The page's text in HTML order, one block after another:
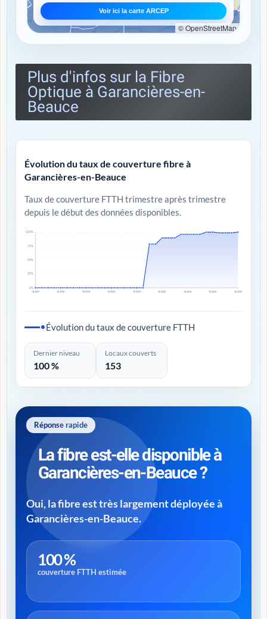
Voir ici la carte ARCEP
© OpenStreetMap
Plus d'infos sur la Fibre
Optique à Garancières-en-
Beauce
Évolution du taux de couverture fibre à
Garancières-en-Beauce
Taux de couverture FTTH trimestre après trimestre
depuis le début des données disponibles.
0%
25%
50%
75%
100%
T4 2017 T4 2018 T4 2019 T4 2020 T4 2021 T4 2022 T4 2023 T4 2024 T4 2025
Évolution du taux de couverture FTTH
Dernier niveau
100 %
Locaux couverts
153
Réponse rapide
La fibre est-elle disponible à
Garancières-en-Beauce ?
Oui, la fibre est très largement déployée à
Garancières-en-Beauce.
100 %
couverture FTTH estimée